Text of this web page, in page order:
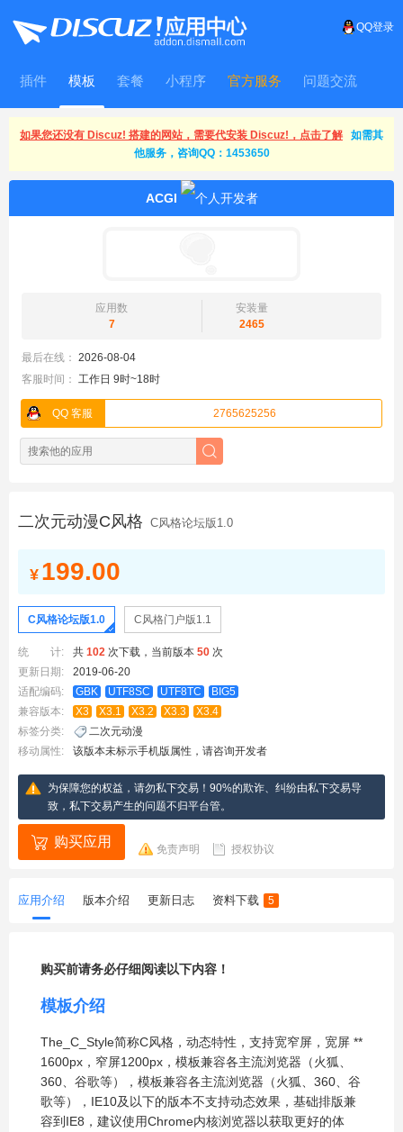
QQ登录
插件 模板 套餐 小程序 官方服务 问题交流
WitFrame
如果您还没有 Discuz! 搭建的网站，需要代安装 Discuz!，点击了解
如需其
他服务，咨询QQ：1453650
ACGI
应用数
7
安装量
2465
最后在线： 2026-08-04
客服时间： 工作日 9时~18时
QQ 客服 2765625256
二次元动漫C风格 C风格论坛版1.0
¥ 199.00
C风格论坛版1.0 C风格门户版1.1
统 计: 共 102 次下载，当前版本 50 次
更新日期:
2019-06-20
适配编码:
GBK UTF8SC UTF8TC
BIG5
兼容版本:
X3 X3.1 X3.2 X3.3
X3.4
标签分类:
二次元动漫
移动属性:
该版本未标示手机版属性，请咨询开发者
为保障您的权益，请勿私下交易！90%的欺诈、纠纷由私下交易导
致，私下交易产生的问题不归平台管。
购买应用 免责声明 授权协议
应用介绍 版本介绍 更新日志 资料下载 5
购买前请务必仔细阅读以下内容！
模板介绍
The_C_Style简称C风格，动态特性，支持宽窄屏，宽屏 **
1600px，窄屏1200px，模板兼容各主流浏览器（火狐、
360、谷歌等），模板兼容各主流浏览器（火狐、360、谷
歌等），IE10及以下的版本不支持动态效果，基础排版兼
容到IE8，建议使用Chrome内核浏览器以获取更好的体